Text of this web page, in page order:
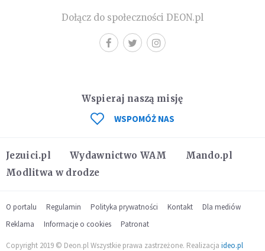
Dołącz do społeczności DEON.pl
Jezuici.pl Wydawnictwo WAM
Mando.pl
Modlitwa w drodze
Wspieraj naszą misję
WSPOMÓŻ NAS
O portalu Regulamin Polityka prywatności Kontakt
Dla mediów
Reklama
Informacje o cookies Patronat
Copyright 2019 © Deon.pl Wszystkie prawa zastrzeżone. Realizacja ideo.pl